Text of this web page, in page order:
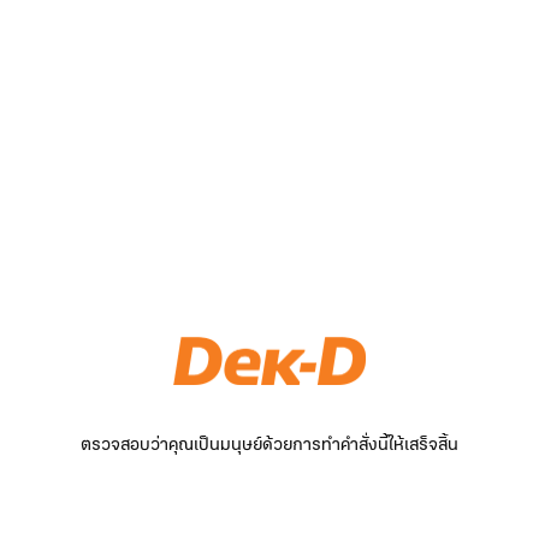
ตรวจสอบว่าคุณเป็นมนุษย์ด้วยการทำคำสั่งนี้ให้เสร็จสิ้น